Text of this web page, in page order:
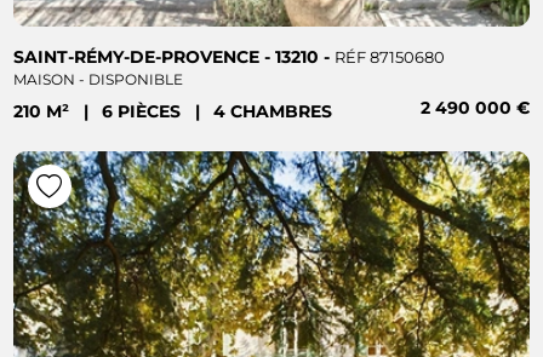
SAINT-RÉMY-DE-PROVENCE - 13210 - RÉF 87150680
MAISON - DISPONIBLE
210 M² | 6 PIÈCES | 4 CHAMBRES 2 490 000 €